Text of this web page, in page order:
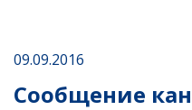
09.09.2016
Сообщение